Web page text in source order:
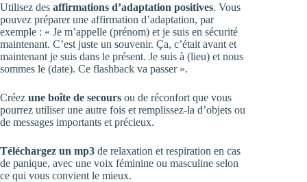
Utilisez des affirmations d’adaptation positives. Vous
pouvez préparer une affirmation d’adaptation, par
exemple : « Je m’appelle (prénom) et je suis en sécurité
maintenant. C’est juste un souvenir. Ça, c’était avant et
maintenant je suis dans le présent. Je suis à (lieu) et nous
sommes le (date). Ce flashback va passer ».
Créez une boîte de secours ou de réconfort que vous
pourrez utiliser une autre fois et remplissez-la d’objets ou
de messages importants et précieux.
Téléchargez un mp3 de relaxation et respiration en cas
de panique, avec une voix féminine ou masculine selon
ce qui vous convient le mieux.